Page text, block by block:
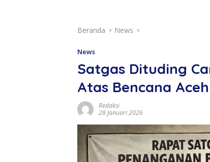
Beranda News
News
Satgas Dituding
Atas Bencana Aceh
Redaksi
28 Januari 2026